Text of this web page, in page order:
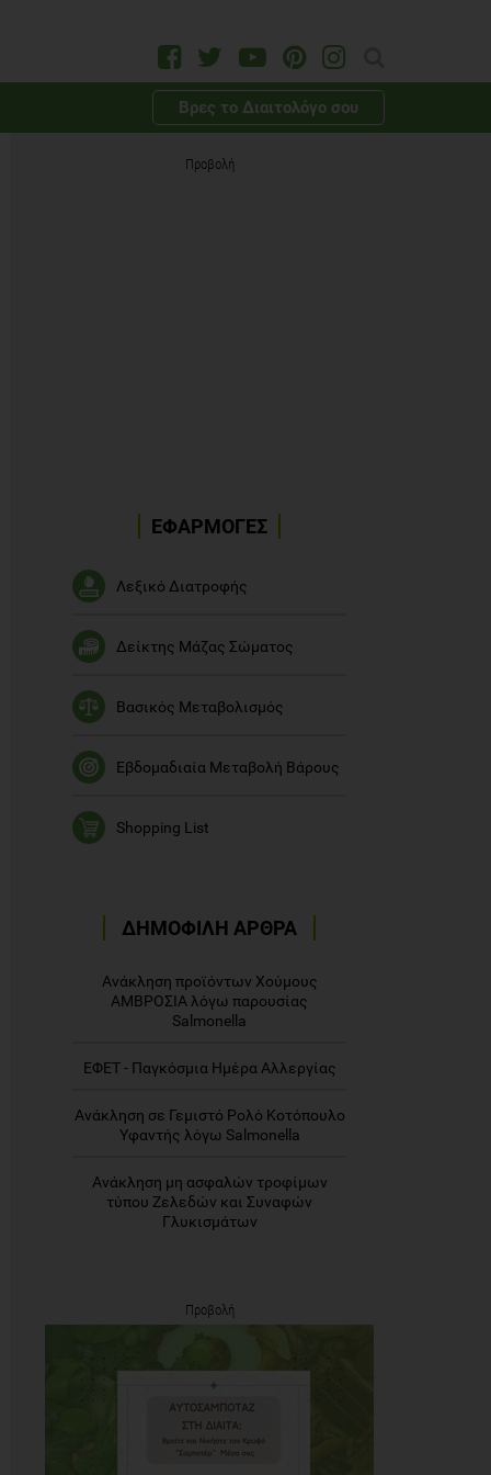
Βρες το Διαιτολόγο σου
Προβολή
ΔΗΜΟΦΙΛΗ ΑΡΘΡΑ
Ανάκληση προϊόντων Χούμους
ΑΜΒΡΟΣΙΑ λόγω παρουσίας
Salmonella
ΕΦΕΤ - Παγκόσμια Ημέρα Αλλεργίας
Ανάκληση σε Γεμιστό Ρολό Κοτόπουλο
Υφαντής λόγω Salmonella
Ανάκληση μη ασφαλών τροφίμων
τύπου Ζελεδών και Συναφών
Γλυκισμάτων
ΕΦΑΡΜΟΓΕΣ
Λεξικό Διατροφής
Δείκτης Μάζας Σώματος
Βασικός Μεταβολισμός
Εβδομαδιαία Μεταβολή Βάρους
Shopping List
Προβολή